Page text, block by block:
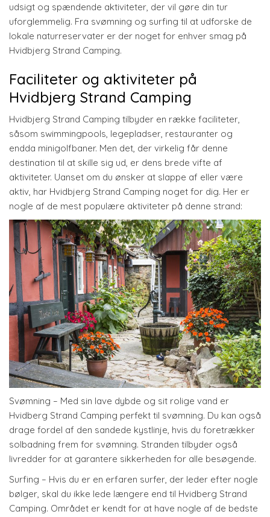
udsigt og spændende aktiviteter, der vil gøre din tur
uforglemmelig. Fra svømning og surfing til at udforske de
lokale naturreservater er der noget for enhver smag på
Hvidbjerg Strand Camping.
Faciliteter og aktiviteter på
Hvidbjerg Strand Camping
Hvidbjerg Strand Camping tilbyder en række faciliteter,
såsom swimmingpools, legepladser, restauranter og
endda minigolfbaner. Men det, der virkelig får denne
destination til at skille sig ud, er dens brede vifte af
aktiviteter. Uanset om du ønsker at slappe af eller være
aktiv, har Hvidbjerg Strand Camping noget for dig. Her er
nogle af de mest populære aktiviteter på denne strand:
Svømning – Med sin lave dybde og sit rolige vand er
Hvidberg Strand Camping perfekt til svømning. Du kan også
drage fordel af den sandede kystlinje, hvis du foretrækker
solbadning frem for svømning. Stranden tilbyder også
livredder for at garantere sikkerheden for alle besøgende.
Surfing – Hvis du er en erfaren surfer, der leder efter nogle
bølger, skal du ikke lede længere end til Hvidberg Strand
Camping. Området er kendt for at have nogle af de bedste